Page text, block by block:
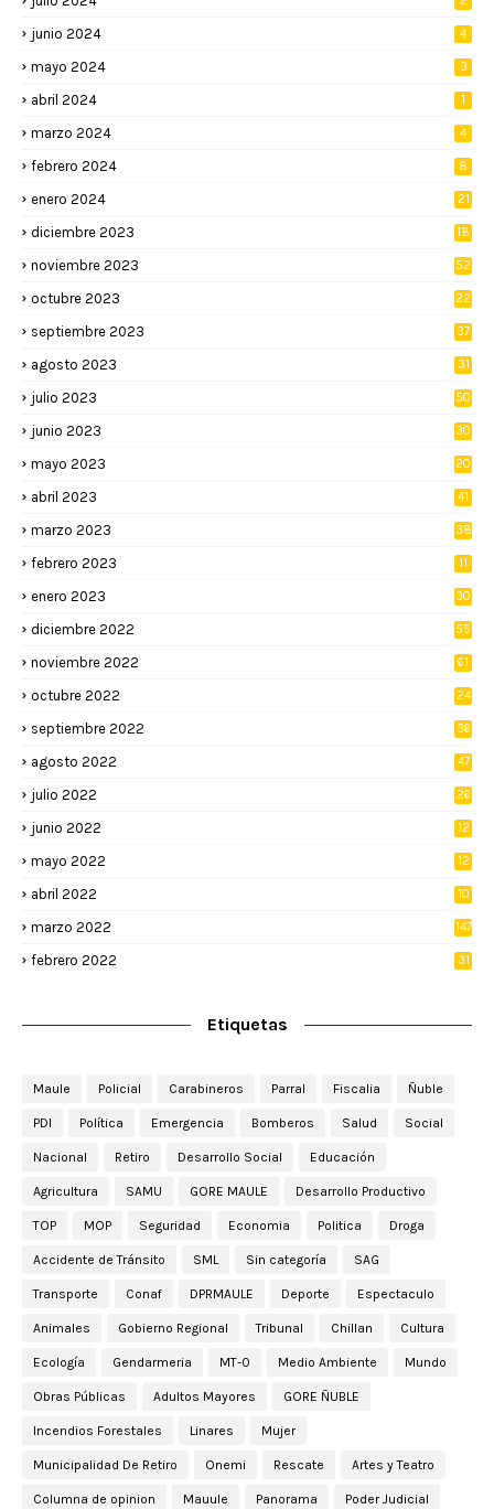
junio 2024 4
mayo 2024 3
abril 2024 1
marzo 2024 4
febrero 2024 8
enero 2024 21
diciembre 2023 18
noviembre 2023 52
octubre 2023 22
septiembre 2023 37
agosto 2023 31
julio 2023 50
junio 2023 30
mayo 2023 20
abril 2023 41
marzo 2023 38
febrero 2023 11
enero 2023 30
diciembre 2022 55
noviembre 2022 61
octubre 2022 24
septiembre 2022 36
agosto 2022 47
julio 2022 26
junio 2022
12
mayo 2022
12
abril 2022
10
marzo 2022 147
febrero 2022 31
Etiquetas
Maule Policial Carabineros Parral Fiscalia Ñuble
PDI Política Emergencia Bomberos Salud Social
Nacional Retiro Desarrollo Social Educación
Agricultura SAMU GORE MAULE Desarrollo Productivo
TOP MOP Seguridad Economia Politica Droga
Accidente de Tránsito SML Sin categoría SAG
Transporte Conaf DPRMAULE Deporte Espectaculo
Animales Gobierno Regional Tribunal Chillan Cultura
Ecología Gendarmeria MT-0 Medio Ambiente Mundo
Obras Públicas Adultos Mayores GORE ÑUBLE
Incendios Forestales Linares Mujer
Municipalidad De Retiro Onemi Rescate Artes y Teatro
Columna de opinion Mauule Panorama Poder Judicial